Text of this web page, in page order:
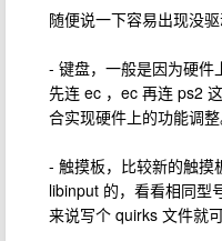
随便说一下容易出现没驱
- 键盘，一般是因为硬件
先连 ec ，ec 再连 ps2
合实现硬件上的功能调
- 触摸板，比较新的触摸
libinput 的，看看相同型
来说写个 quirks 文件就可